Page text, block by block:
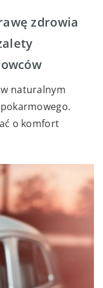
zdrowia
naturalnym
o komfort